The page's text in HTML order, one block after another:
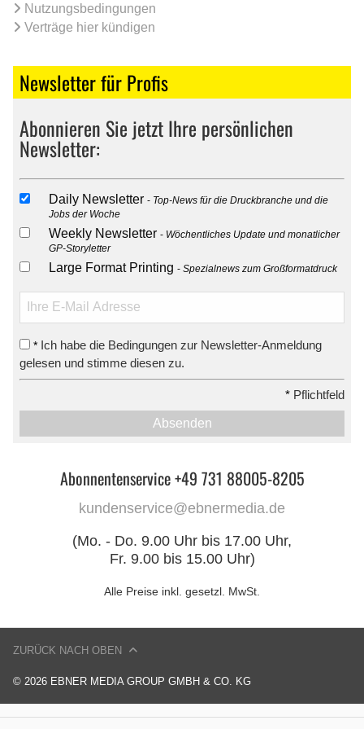
Nutzungsbedingungen
Verträge hier kündigen
Newsletter für Profis
Abonnieren Sie jetzt Ihre persönlichen
Newsletter:
Daily Newsletter
Top-News für die Druckbranche und die
Jobs der Woche
Weekly Newsletter
Wöchentliches Update und monatlicher
GP-Storyletter
Large Format Printing Spezialnews zum Großformatdruck
* Ich habe die Bedingungen zur Newsletter-Anmeldung
gelesen und stimme diesen zu.
* Pflichtfeld
Absenden
Abonnentenservice +49 731 88005-8205
kundenservice@ebnermedia.de
(Mo. - Do. 9.00 Uhr bis 17.00 Uhr,
Fr. 9.00 bis 15.00 Uhr)
Alle Preise inkl. gesetzl. MwSt.
© 2026 EBNER MEDIA GROUP GMBH & CO. KG
ZURÜCK NACH OBEN